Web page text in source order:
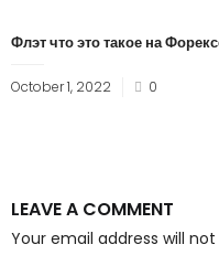
Флэт что это такое на
Posted
October 1, 2022 0
LEAVE A COMMENT
Your email address will